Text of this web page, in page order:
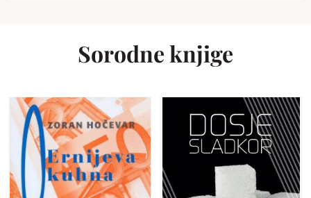
Sorodne knjige